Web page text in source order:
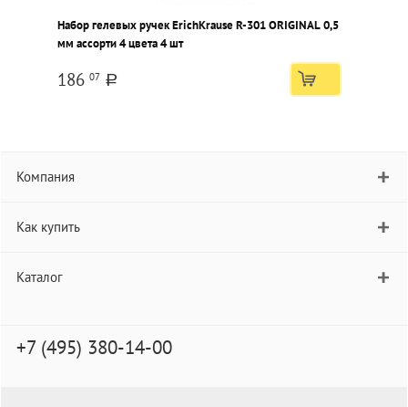
Набор гелевых ручек ErichKrause R-301 ORIGINAL 0,5
мм ассорти 4 цвета 4 шт
186 07 a
Компания
Как купить
Каталог
+7 (495) 380-14-00